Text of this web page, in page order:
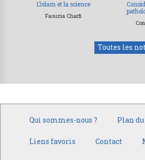
L’islam et la science
Faouzia Charfi
Toutes les
Qui sommes-nous ? Plan
Liens favoris Contact